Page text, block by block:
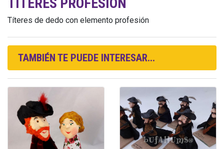
Títeres de dedo con elemento profesión
TAMBIÉN TE PUEDE INTERESAR...